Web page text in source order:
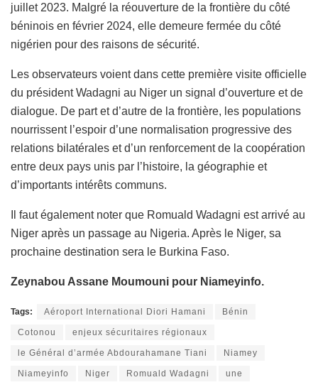
juillet 2023. Malgré la réouverture de la frontière du côté
béninois en février 2024, elle demeure fermée du côté
nigérien pour des raisons de sécurité.
Les observateurs voient dans cette première visite officielle
du président Wadagni au Niger un signal d’ouverture et de
dialogue. De part et d’autre de la frontière, les populations
nourrissent l’espoir d’une normalisation progressive des
relations bilatérales et d’un renforcement de la coopération
entre deux pays unis par l’histoire, la géographie et
d’importants intérêts communs.
Il faut également noter que Romuald Wadagni est arrivé au
Niger après un passage au Nigeria. Après le Niger, sa
prochaine destination sera le Burkina Faso.
Zeynabou Assane Moumouni pour Niameyinfo.
Tags: Aéroport International Diori Hamani Bénin
Cotonou enjeux sécuritaires régionaux
le Général d’armée Abdourahamane Tiani Niamey
Niameyinfo Niger Romuald Wadagni une